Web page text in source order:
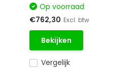
Vergelijk
Op voorraad
€762,30 Excl. btw
Bekijken